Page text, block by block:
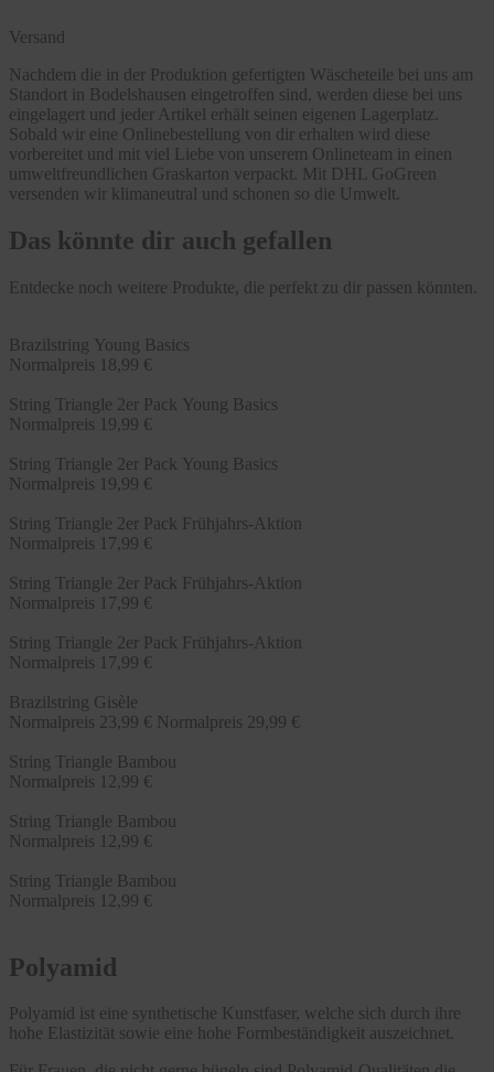
Versand
Nachdem die in der Produktion gefertigten Wäscheteile bei uns am
Standort in Bodelshausen eingetroffen sind, werden diese bei uns
eingelagert und jeder Artikel erhält seinen eigenen Lagerplatz.
Sobald wir eine Onlinebestellung von dir erhalten wird diese
vorbereitet und mit viel Liebe von unserem Onlineteam in einen
umweltfreundlichen Graskarton verpackt. Mit DHL GoGreen
versenden wir klimaneutral und schonen so die Umwelt.
Das könnte dir auch gefallen
Entdecke noch weitere Produkte, die perfekt zu dir passen könnten.
Brazilstring Young Basics
Normalpreis 18,99 €
String Triangle 2er Pack Young Basics
Normalpreis 19,99 €
String Triangle 2er Pack Young Basics
Normalpreis 19,99 €
String Triangle 2er Pack Frühjahrs-Aktion
Normalpreis 17,99 €
String Triangle 2er Pack Frühjahrs-Aktion
Normalpreis 17,99 €
String Triangle 2er Pack Frühjahrs-Aktion
Normalpreis 17,99 €
Brazilstring Gisèle
Normalpreis 23,99 € Normalpreis 29,99 €
String Triangle Bambou
Normalpreis 12,99 €
String Triangle Bambou
Normalpreis 12,99 €
String Triangle Bambou
Normalpreis 12,99 €
Polyamid
Polyamid ist eine synthetische Kunstfaser, welche sich durch ihre
hohe Elastizität sowie eine hohe Formbeständigkeit auszeichnet.